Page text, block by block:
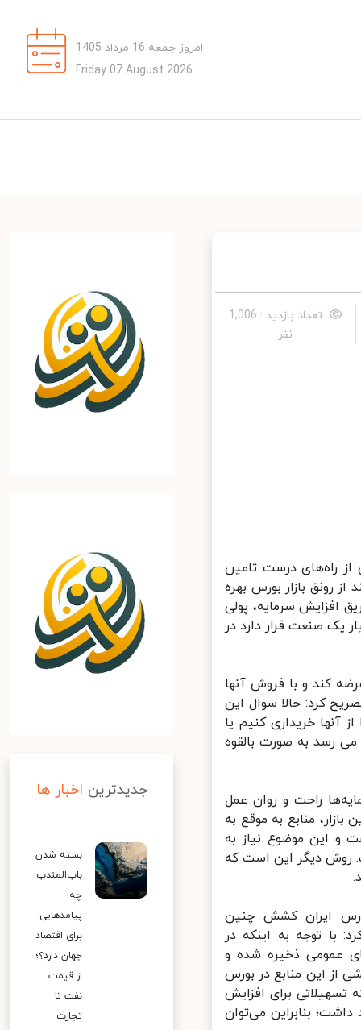
امروز جمعه 16 مرداد 1405
Friday 07 August 2026
تعداد بازدید : 1,006
نفر
راه‌های درست تامین
رونق بازار بورس بهره
افزایش سرمایه، پولی
صنعت قرار دارد در
کند و با فروش آنها
کرد: حالا سوال این
خریداری کنیم یا
رسد به صورت بالقوه
راحت و روان عمل
منابع به موقع به
و این موضوع نیاز به
روش دیگر این است که
ایران کشش چنین
با توجه به اینکه در
عمومی ذخیره شده و
این منابع در بورس
برای افزایش
بنابراین می‌توان
جدیدترین اخبار ها
بسته شدن
باب‌المندب
چه
پیامدهایی
برای اقتصاد
جهان دارد؟؛
از قیمت
نفت تا
تجارت